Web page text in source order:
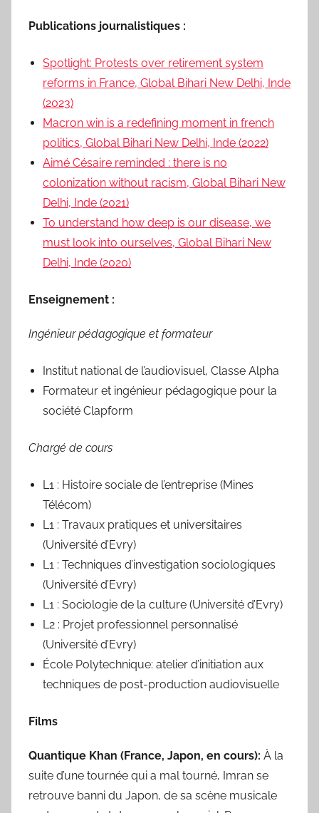
Publications journalistiques :
Spotlight: Protests over retirement system
reforms in France, Global Bihari New Delhi, Inde
(2023)
Macron win is a redefining moment in french
politics, Global Bihari New Delhi, Inde (2022)
Aimé Césaire reminded : there is no
colonization without racism, Global Bihari New
Delhi, Inde (2021)
To understand how deep is our disease, we
must look into ourselves, Global Bihari New
Delhi, Inde (2020)
Enseignement :
Ingénieur pédagogique et formateur
Institut national de l’audiovisuel, Classe Alpha
Formateur et ingénieur pédagogique pour la
société Clapform
Chargé de cours
L1 : Histoire sociale de l’entreprise (Mines
Télécom)
L1 : Travaux pratiques et universitaires
(Université d’Evry)
L1 : Techniques d’investigation sociologiques
(Université d’Evry)
L1 : Sociologie de la culture (Université d’Evry)
L2 : Projet professionnel personnalisé
(Université d’Evry)
École Polytechnique: atelier d’initiation aux
techniques de post-production audiovisuelle
Films
Quantique Khan (France, Japon, en cours): À la
suite d’une tournée qui a mal tourné, Imran se
retrouve banni du Japon, de sa scène musicale